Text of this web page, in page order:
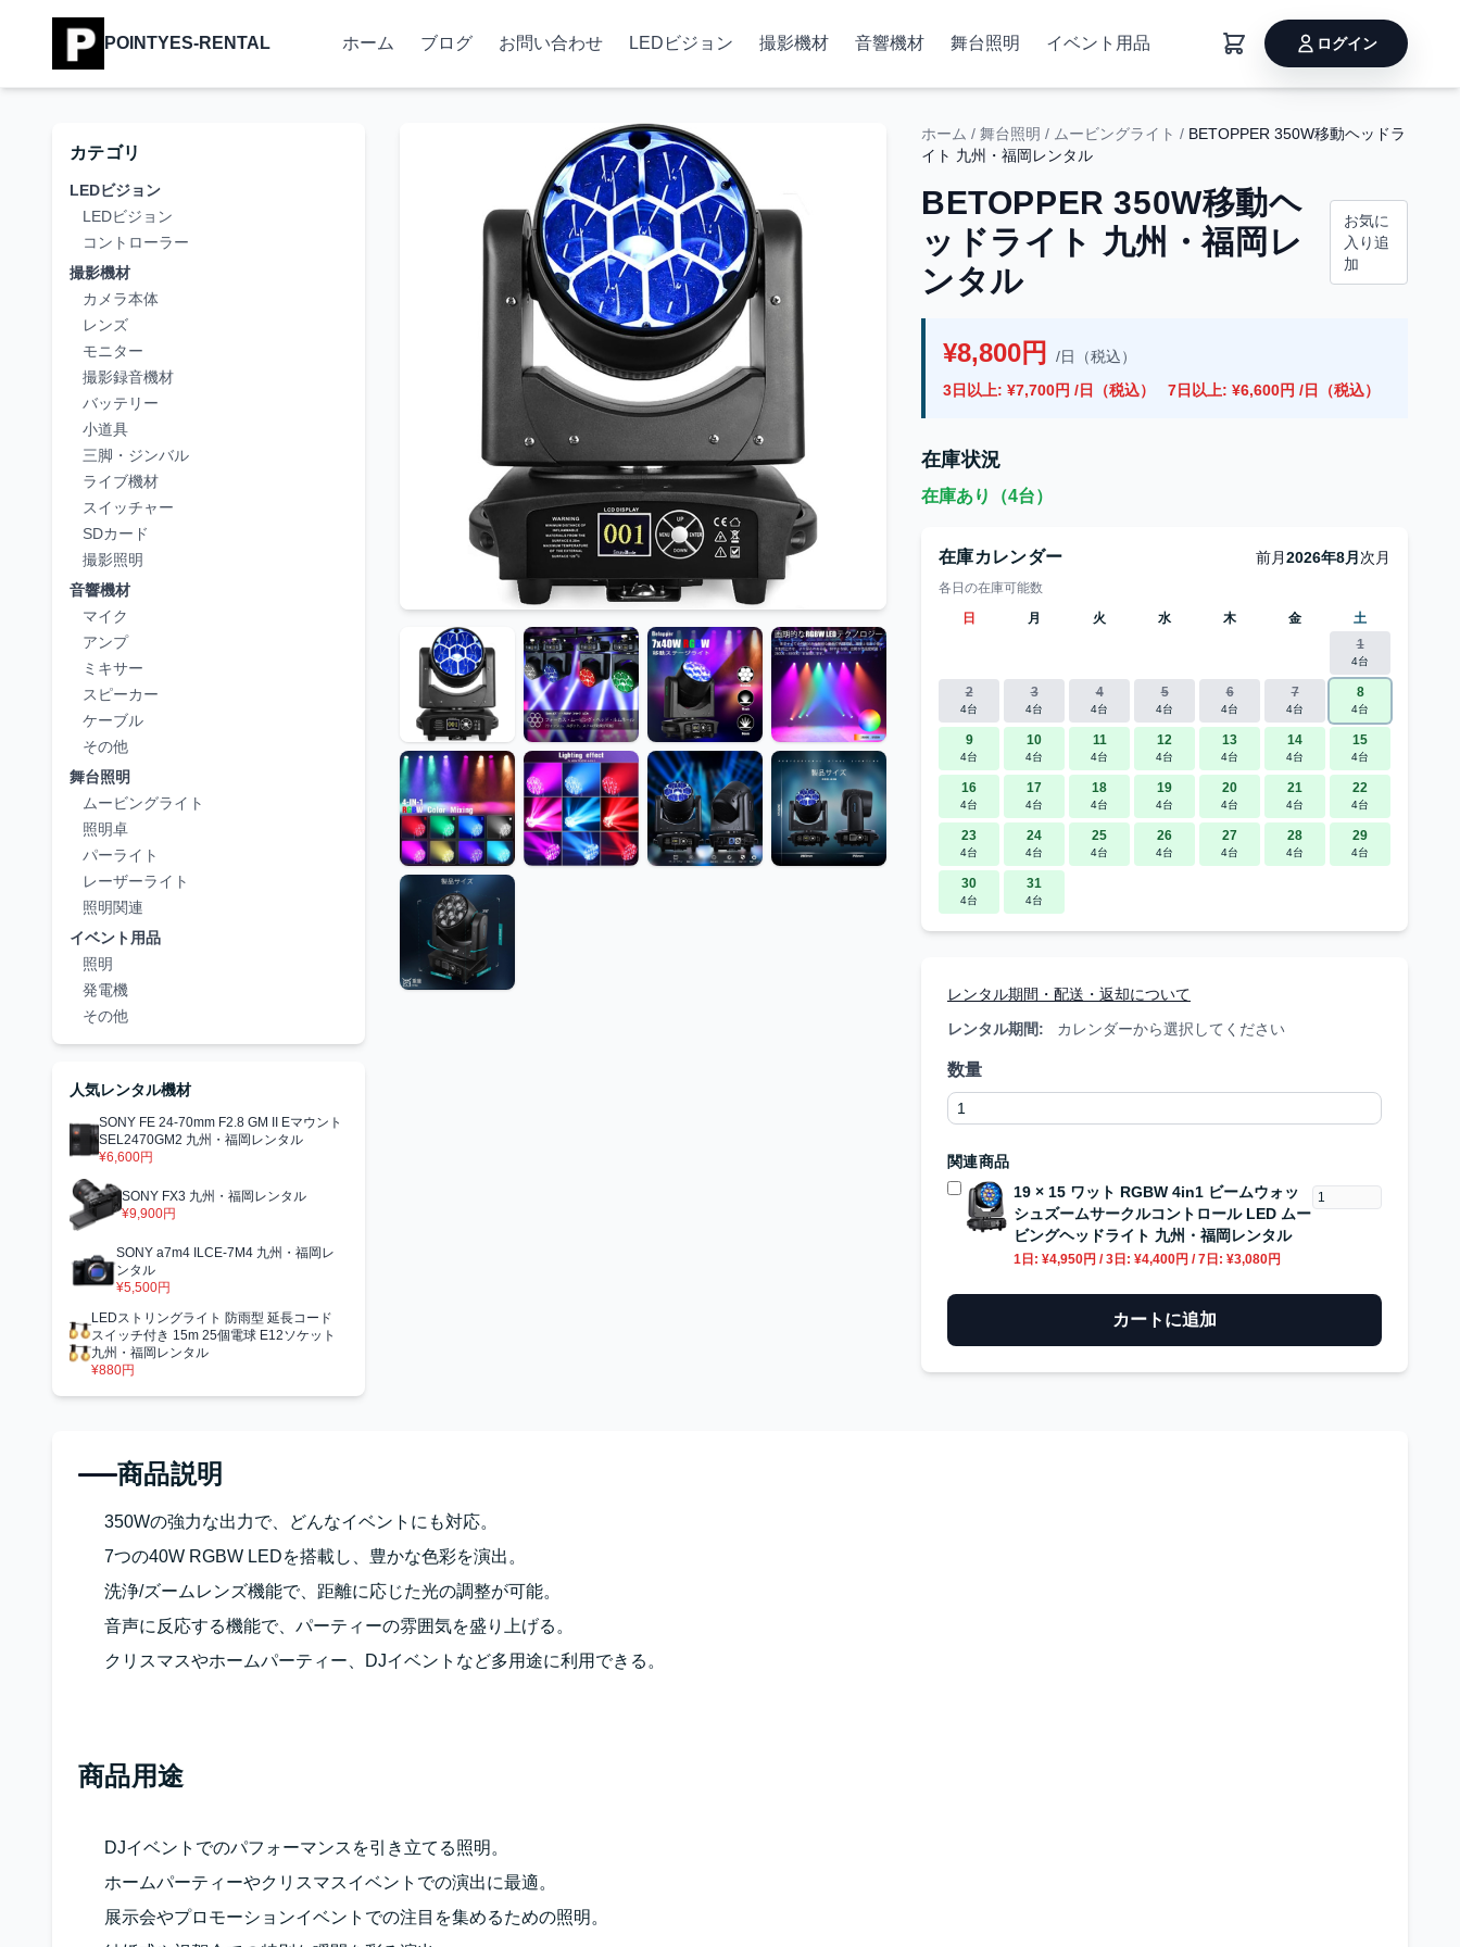
POINTYES-RENTAL ホーム ブログ お問い合わせ LEDビジョン 撮影機材 音響機材 舞台照明 イベント用品 ログイン
カテゴリ
LEDビジョン
LEDビジョン
コントローラー
撮影機材
カメラ本体
レンズ
モニター
撮影録音機材
バッテリー
小道具
三脚・ジンバル
ライブ機材
スイッチャー
SDカード
撮影照明
音響機材
マイク
アンプ
ミキサー
スピーカー
ケーブル
その他
舞台照明
ムービングライト
照明卓
パーライト
レーザーライト
照明関連
イベント用品
照明
発電機
その他
人気レンタル機材
SONY FE 24-70mm F2.8 GM II Eマウント
SEL2470GM2 九州・福岡レンタル
¥6,600円
SONY FX3 九州・福岡レンタル
¥9,900円
SONY a7m4 ILCE-7M4 九州・福岡レ
ンタル
¥5,500円
LEDストリングライト 防雨型 延長コード
スイッチ付き 15m 25個電球 E12ソケット
九州・福岡レンタル
¥880円
ホーム / 舞台照明 / ムービングライト / BETOPPER 350W移動ヘッドラ
イト 九州・福岡レンタル
BETOPPER 350W移動ヘ
ッドライト 九州・福岡レ
ンタル
お気に
入り追
加
¥8,800円
/日（税込）
3日以上: ¥7,700円 /日（税込）
7日以上: ¥6,600円 /日（税込）
在庫状況
在庫あり（4台）
在庫カレンダー 前月2026年8月 次月
各日の在庫可能数
日
月 火 水 木 金
土
1
4台
2
4台
3
4台
4
4台
5
4台
6
4台
7
4台
8
4台
9
4台
10
4台
11
4台
12
4台
13
4台
14
4台
15
4台
16
4台
17
4台
18
4台
19
4台
20
4台
21
4台
22
4台
23
4台
24
4台
25
4台
26
4台
27
4台
28
4台
29
4台
30
4台
31
4台
レンタル期間・配送・返却について
レンタル期間:
カレンダーから選択してください
数量
関連商品
19 × 15 ワット RGBW 4in1 ビームウォッ
シュズームサークルコントロール LED ムー
ビングヘッドライト 九州・福岡レンタル
1日: ¥4,950円 / 3日: ¥4,400円 / 7日: ¥3,080円
カートに追加
商品説明
350Wの強力な出力で、どんなイベントにも対応。
7つの40W RGBW LEDを搭載し、豊かな色彩を演出。
洗浄/ズームレンズ機能で、距離に応じた光の調整が可能。
音声に反応する機能で、パーティーの雰囲気を盛り上げる。
クリスマスやホームパーティー、DJイベントなど多用途に利用できる。
商品用途
DJイベントでのパフォーマンスを引き立てる照明。
ホームパーティーやクリスマスイベントでの演出に最適。
展示会やプロモーションイベントでの注目を集めるための照明。